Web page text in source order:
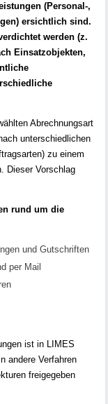
(Personal-,
ersichtlich sind.
werden (z.
Einsatzobjekten,
Abrechnungsart
unterschiedlichen
zu einem
Dieser Vorschlag
rund um die
und Gutschriften
per Mail
ist in LIMES
andere Verfahren
freigegeben